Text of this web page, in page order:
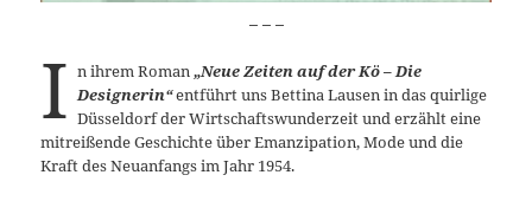
I n ihrem Roman „Neue Zeiten auf der Kö – Die
Designerin“entführt uns Bettina Lausen in das quirlige
Düsseldorf der Wirtschaftswunderzeit und erzählt eine
mitreißende Geschichte über Emanzipation, Mode und die
Kraft des Neuanfangs im Jahr 1954.